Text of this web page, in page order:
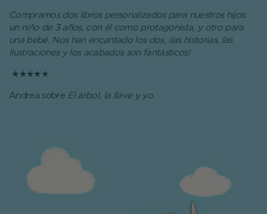
Compramos dos libros personalizados para nuestros hijos:
un niño de 3 años, con él como protagonista, y otro para
una bebé. Nos han encantado los dos, ¡las historias, las
ilustraciones y los acabados son fantásticos!
★★★★★
Andrea sobre El árbol, la llave y yo